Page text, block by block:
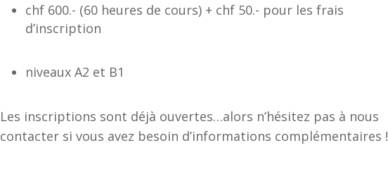
chf 600.- (60 heures de cours) + chf 50.- pour les frais
d’inscription
niveaux A2 et B1
Les inscriptions sont déjà ouvertes…alors n’hésitez pas à nous
contacter si vous avez besoin d’informations complémentaires !